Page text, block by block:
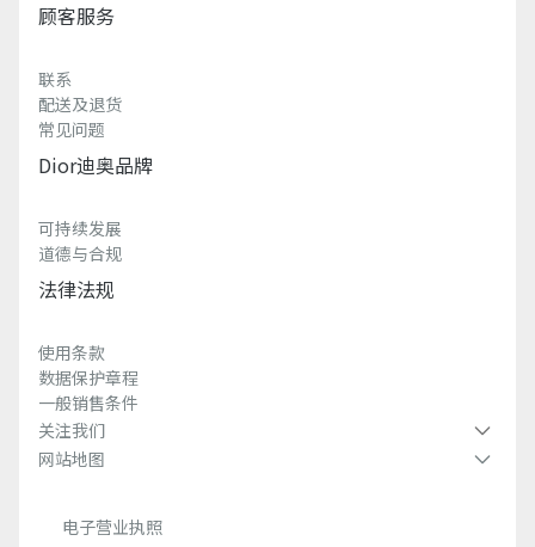
顾客服务
联系
配送及退货
常见问题
Dior迪奥品牌
可持续发展
道德与合规
法律法规
使用条款
数据保护章程
一般销售条件
关注我们
网站地图
电子营业执照